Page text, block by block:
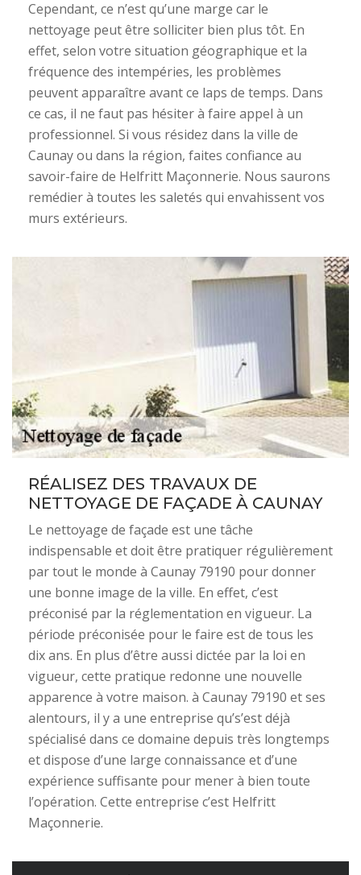
Cependant, ce n’est qu’une marge car le
nettoyage peut être solliciter bien plus tôt. En
effet, selon votre situation géographique et la
fréquence des intempéries, les problèmes
peuvent apparaître avant ce laps de temps. Dans
ce cas, il ne faut pas hésiter à faire appel à un
professionnel. Si vous résidez dans la ville de
Caunay ou dans la région, faites confiance au
savoir-faire de Helfritt Maçonnerie. Nous saurons
remédier à toutes les saletés qui envahissent vos
murs extérieurs.
RÉALISEZ DES TRAVAUX DE
NETTOYAGE DE FAÇADE À CAUNAY
Le nettoyage de façade est une tâche
indispensable et doit être pratiquer régulièrement
par tout le monde à Caunay 79190 pour donner
une bonne image de la ville. En effet, c’est
préconisé par la réglementation en vigueur. La
période préconisée pour le faire est de tous les
dix ans. En plus d’être aussi dictée par la loi en
vigueur, cette pratique redonne une nouvelle
apparence à votre maison. à Caunay 79190 et ses
alentours, il y a une entreprise qu’s’est déjà
spécialisé dans ce domaine depuis très longtemps
et dispose d’une large connaissance et d’une
expérience suffisante pour mener à bien toute
l’opération. Cette entreprise c’est Helfritt
Maçonnerie.